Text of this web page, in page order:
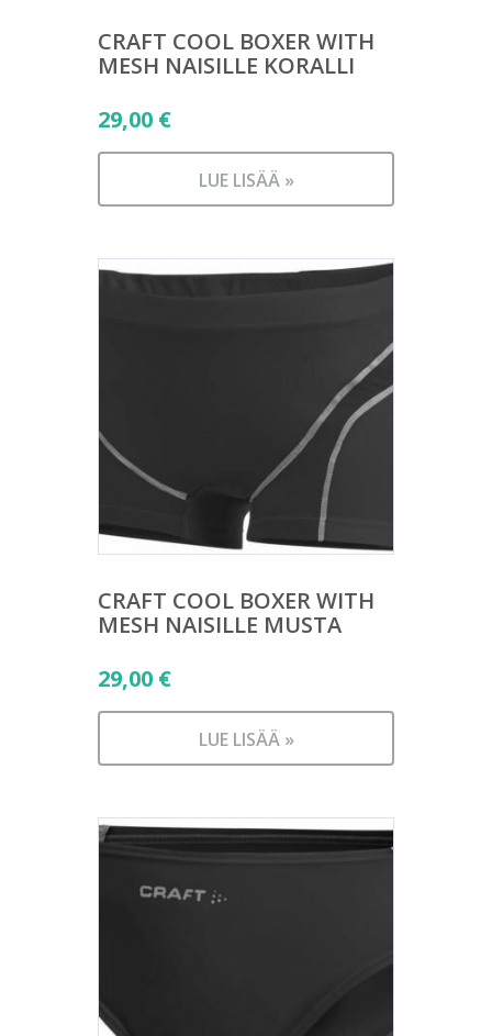
CRAFT COOL BOXER WITH
MESH NAISILLE KORALLI
29,00 €
LUE LISÄÄ »
CRAFT COOL BOXER WITH
MESH NAISILLE MUSTA
29,00 €
LUE LISÄÄ »